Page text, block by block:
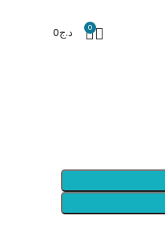
0 د.ج0